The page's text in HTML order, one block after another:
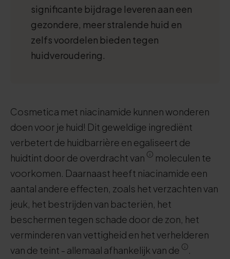
significante bijdrage leveren aan een
gezondere, meer stralende huid en
zelfs voordelen bieden tegen
huidveroudering.
Cosmetica met niacinamide kunnen wonderen
doen voor je huid! Dit geweldige ingrediënt
verbetert de huidbarrière en egaliseert de
huidtint door de overdracht van
moleculen te
voorkomen. Daarnaast heeft niacinamide een
aantal andere effecten, zoals het verzachten van
jeuk, het bestrijden van bacteriën, het
beschermen tegen schade door de zon, het
verminderen van vettigheid en het verhelderen
van de teint - allemaal afhankelijk van de
.